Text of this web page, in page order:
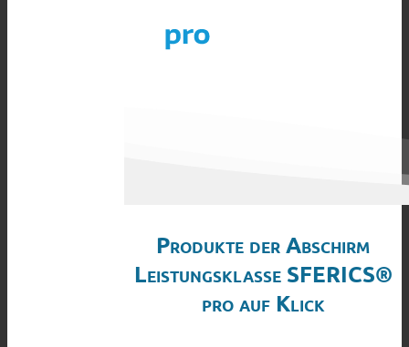
Produkte der Abschirm
Leistungsklasse SFERICS®
pro auf Klick